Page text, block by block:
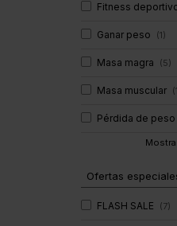
Fitness
Ganar peso (1)
Masa magra (5)
Masa muscular (1
Pérdida de peso
Ofertas
FLASH SALE (7)